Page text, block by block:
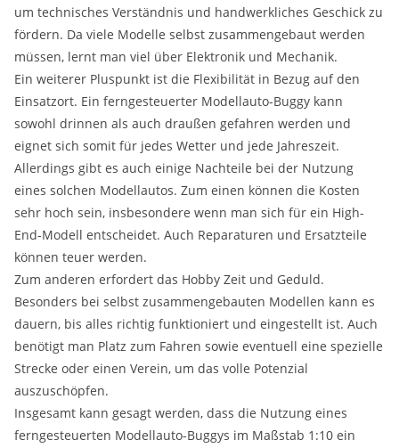
um technisches Verständnis und handwerkliches Geschick zu
fördern. Da viele Modelle selbst zusammengebaut werden
müssen, lernt man viel über Elektronik und Mechanik.
Ein weiterer Pluspunkt ist die Flexibilität in Bezug auf den
Einsatzort. Ein ferngesteuerter Modellauto-Buggy kann
sowohl drinnen als auch draußen gefahren werden und
eignet sich somit für jedes Wetter und jede Jahreszeit.
Allerdings gibt es auch einige Nachteile bei der Nutzung
eines solchen Modellautos. Zum einen können die Kosten
sehr hoch sein, insbesondere wenn man sich für ein High-
End-Modell entscheidet. Auch Reparaturen und Ersatzteile
können teuer werden.
Zum anderen erfordert das Hobby Zeit und Geduld.
Besonders bei selbst zusammengebauten Modellen kann es
dauern, bis alles richtig funktioniert und eingestellt ist. Auch
benötigt man Platz zum Fahren sowie eventuell eine spezielle
Strecke oder einen Verein, um das volle Potenzial
auszuschöpfen.
Insgesamt kann gesagt werden, dass die Nutzung eines
ferngesteuerten Modellauto-Buggys im Maßstab 1:10 ein